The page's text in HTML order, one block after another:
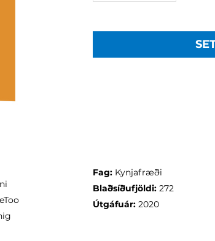
Fag: Kynjafræði
Blaðsíðufjöldi: 272
Útgáfuár: 2020